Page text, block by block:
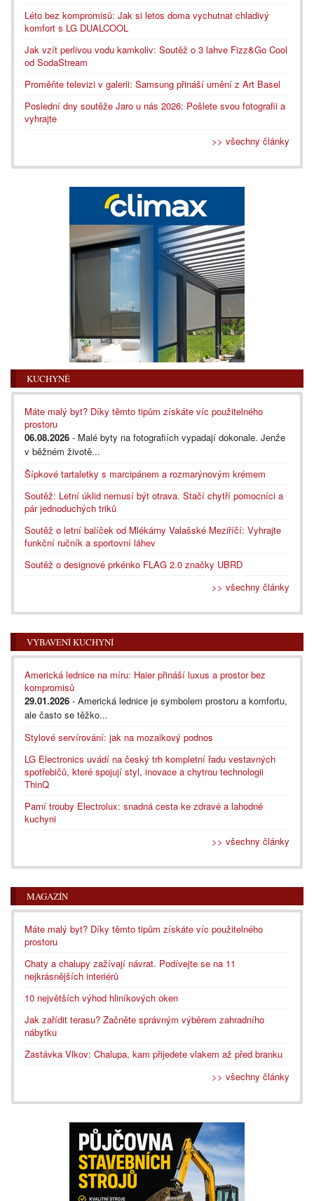
Léto bez kompromisů: Jak si letos doma vychutnat chladivý
komfort s LG DUALCOOL
Jak vzít perlivou vodu kamkoliv: Soutěž o 3 lahve Fizz&Go Cool
od SodaStream
Proměňte televizi v galerii: Samsung přináší umění z Art Basel
Poslední dny soutěže Jaro u nás 2026: Pošlete svou fotografii a
vyhrajte
>> všechny články
KUCHYNĚ
Máte malý byt? Díky těmto tipům získáte víc použitelného
prostoru
06.08.2026 - Malé byty na fotografiích vypadají dokonale. Jenže
v běžném životě...
Šípkové tartaletky s marcipánem a rozmarýnovým krémem
Soutěž: Letní úklid nemusí být otrava. Stačí chytří pomocníci a
pár jednoduchých triků
Soutěž o letní balíček od Mlékárny Valašské Meziříčí: Vyhrajte
funkční ručník a sportovní láhev
Soutěž o designové prkénko FLAG 2.0 značky UBRD
>> všechny články
VYBAVENÍ KUCHYNÍ
Americká lednice na míru: Haier přináší luxus a prostor bez
kompromisů
29.01.2026 - Americká lednice je symbolem prostoru a komfortu,
ale často se těžko...
Stylové servírování: jak na mozaikový podnos
LG Electronics uvádí na český trh kompletní řadu vestavných
spotřebičů, které spojují styl, inovace a chytrou technologii
ThinQ
Parní trouby Electrolux: snadná cesta ke zdravé a lahodné
kuchyni
>> všechny články
MAGAZÍN
Máte malý byt? Díky těmto tipům získáte víc použitelného
prostoru
Chaty a chalupy zažívají návrat. Podívejte se na 11
nejkrásnějších interiérů
10 největších výhod hliníkových oken
Jak zařídit terasu? Začněte správným výběrem zahradního
nábytku
Zastávka Vlkov: Chalupa, kam přijedete vlakem až před branku
>> všechny články